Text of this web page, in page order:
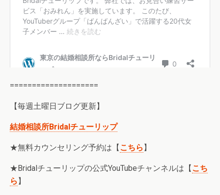
====================
【毎週土曜日ブログ更新】
結婚相談所Bridalチューリップ
★無料カウンセリング予約は【 こちら 】
★Bridalチューリップの公式YouTubeチャンネルは【 こち
ら 】